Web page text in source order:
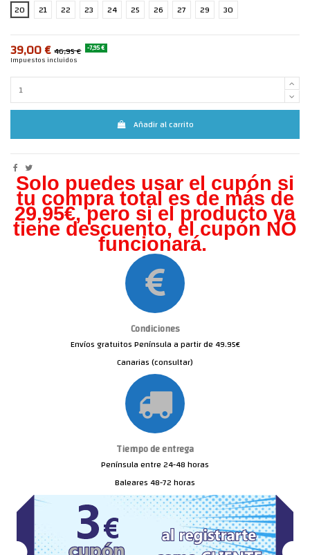
20
21 22 23 24 25 26 27 29 30
39,00 € 46,95 € -7,95 €
Impuestos incluidos
Añadir al carrito
Solo puedes usar el cupón si
tu compra total es de más de
29,95€, pero si el producto ya
tiene descuento, el cupón NO
funcionará.
Condiciones
Envíos gratuitos Península a partir de 49.95€
Canarias (consultar)
Tiempo de entrega
Península entre 24-48 horas
Baleares 48-72 horas